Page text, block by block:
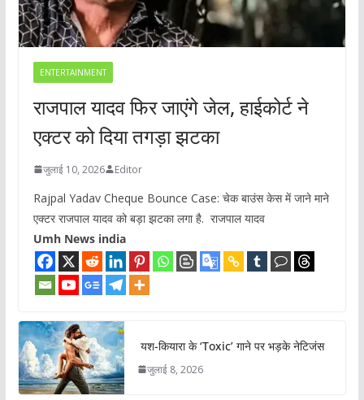
ENTERTAINMENT
राजपाल यादव फिर जाएंगे जेल, हाईकोर्ट ने
एक्टर को दिया तगड़ा झटका
जुलाई 10, 2026 Editor
Rajpal Yadav Cheque Bounce Case: चेक बाउंस केस में जाने माने
एक्टर राजपाल यादव को बड़ा झटका लगा है. राजपाल यादव
Umh News india
यश-कियारा के ‘Toxic’ गाने पर भड़के नेटिजंस
जुलाई 8, 2026